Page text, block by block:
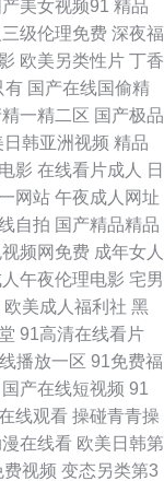
电影 国产精品久久九
片 亚洲精品A片免费看
狼友福利电影 97人妻
片第一页 欧美aa盗摄
蕉亚洲色图 91社成人
五月花 97成人韩影院
91在线视频导航 微拍
中文在线 97人操免费
A性爱视频 萌白酱金
产美女视频91 精品
三级伦理免费 深夜福
欧美另类性片 丁香
有 国产在线国偷精
一精二区 国产极品
日韩亚洲视频 精品
影 在线看片成人
日
网站 午夜成人网址
自拍 国产精品精品
频网免费 成年女人
人午夜伦理电影 宅男
欧美成人福利社 黑
91高清在线看片
播放一区 91免费福
国产在线短视频 91
线观看 操碰青青操
在线看 欧美日韩第
费视频 变态另类第3